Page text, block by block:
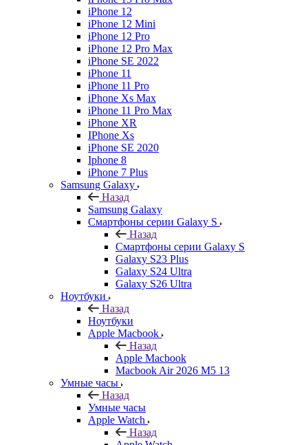
iPhone 12
iPhone 12 Mini
iPhone 12 Pro
iPhone 12 Pro Max
iPhone SE 2022
iPhone 11
iPhone 11 Pro
iPhone Xs Max
iPhone 11 Pro Max
iPhone XR
IPhone Xs
iPhone SE 2020
Iphone 8
iPhone 7 Plus
Samsung Galaxy
Назад
Samsung Galaxy
Смартфоны серии Galaxy S
Назад
Смартфоны серии Galaxy S
Galaxy S23 Plus
Galaxy S24 Ultra
Galaxy S26 Ultra
Ноутбуки
Назад
Ноутбуки
Apple Macbook
Назад
Apple Macbook
Macbook Air 2026 M5 13
Умные часы
Назад
Умные часы
Apple Watch
Назад